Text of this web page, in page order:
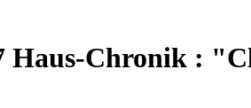
Haus-Chronik :